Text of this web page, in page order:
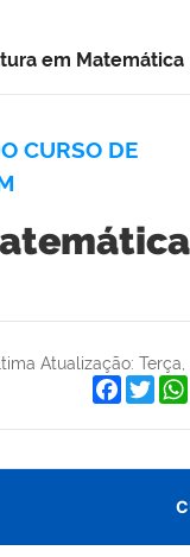
em Matemática
CURSO DE
Atualização: Terça,